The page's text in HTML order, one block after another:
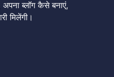
अपना ब्लॉग कैसे बनाएं,
मिलेंगी।